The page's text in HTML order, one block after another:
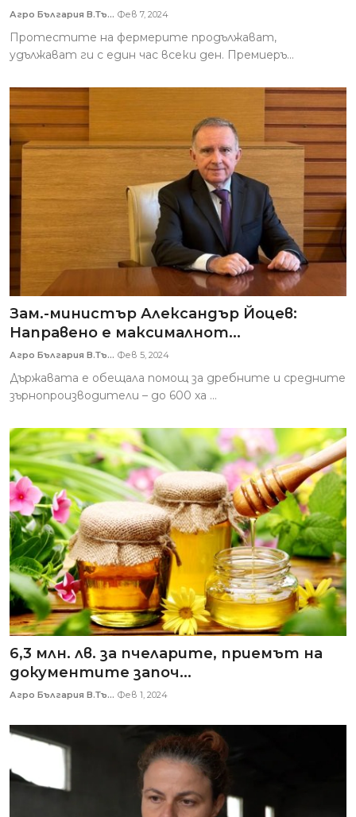
Агро България В.Тъ... Фев 7, 2024
Протестите на фермерите продължават,
удължават ги с един час всеки ден. Премиеръ...
Зам.-министър Александър Йоцев:
Направено е максималнот...
Агро България В.Тъ... Фев 5, 2024
Държавата е обещала помощ за дребните и средните
зърнопроизводители – до 600 ха ...
6,3 млн. лв. за пчеларите, приемът на
документите започ...
Агро България В.Тъ... Фев 1, 2024